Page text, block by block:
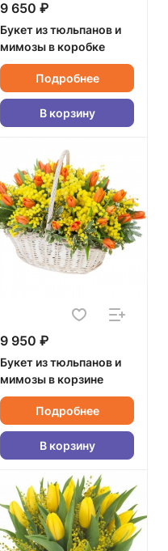
9 650 ₽
Букет из тюльпанов и
мимозы в коробке
Подробнее
В корзину
9 950 ₽
Букет из тюльпанов и
мимозы в корзине
Подробнее
В корзину